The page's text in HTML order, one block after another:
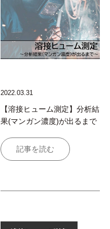
2022.03.31
【溶接ヒューム測定】分析結
果(マンガン濃度)が出るまで
記事を読む